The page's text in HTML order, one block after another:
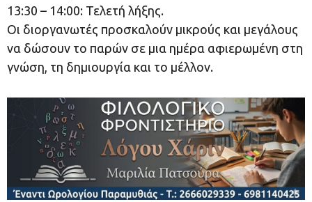
13:30 – 14:00: Τελετή λήξης.
Οι διοργανωτές προσκαλούν μικρούς και μεγάλους
να δώσουν το παρών σε μια ημέρα αφιερωμένη στη
γνώση, τη δημιουργία και το μέλλον.